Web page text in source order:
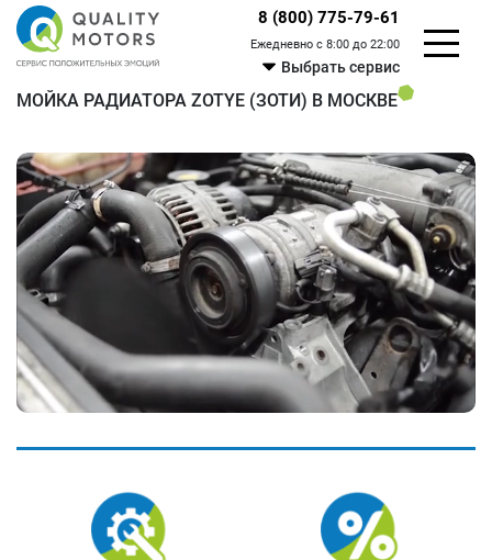
8 (800) 775-79-61
Ежедневно с 8:00 до 22:00
Выбрать сервис
МОЙКА РАДИАТОРА ZOTYE (ЗОТИ) В МОСКВЕ